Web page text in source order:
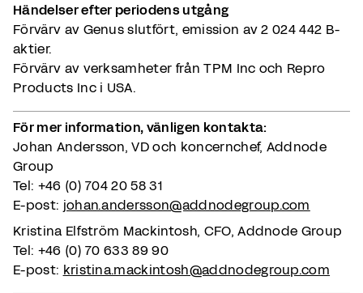
Händelser efter periodens utgång
Förvärv av Genus slutfört, emission av 2 024 442 B-
aktier.
Förvärv av verksamheter från TPM Inc och Repro
Products Inc i USA.
För mer information, vänligen kontakta:
Johan Andersson, VD och koncernchef, Addnode
Group
Tel: +46 (0) 704 20 58 31
E-post: johan.andersson@addnodegroup.com
Kristina Elfström Mackintosh, CFO, Addnode Group
Tel: +46 (0) 70 633 89 90
E-post: kristina.mackintosh@addnodegroup.com